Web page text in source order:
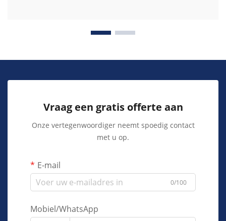
Vraag een gratis offerte aan
Onze vertegenwoordiger neemt spoedig contact
met u op.
E-mail
0/100
Mobiel/WhatsApp